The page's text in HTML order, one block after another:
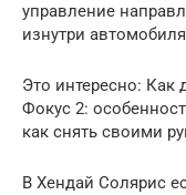
управление
изнутри
Это интересно:
Фокус 2:
как снять своими
В Хендай Солярис